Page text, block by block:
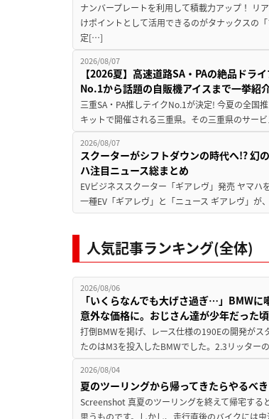
ナンバープレートを利用して積載力アップ！ リ
けポイントとして活用できるのがタナックスの
定[…]
2026/08/07
【2026夏】高速道路SA・PAの絶品ドラ
No.1から話題の自販機アイスまで一挙紹
三重SA・PA推しテイクNo.1が決定! 今夏の全国
キットで開催される三重県。その三重県のサー
2026/08/07
スクーターがシフトダウンの時代へ!? 幻
ハ注目ニュース総まとめ
EVビジネススクーター「ギアレヴ」発売 ヤマ
一種EV「ギアレヴ」と「ニュース ギアレヴ」
人気記事ランキング(全体)
2026/08/06
「いくらなんでも大げさ過ぎ…」BMW
意外な価格に。おじさん達が少年だった
打倒BMWを掲げ、レース仕様の190Eの開発が
たのはM3を投入したBMWでした。2.3リッタ
2026/08/04
夏のツーリングから帰ってきたらやるべ
Screenshot 真夏のツーリングを終えて帰宅する
思うものです。しかし、走行直後のバイクには